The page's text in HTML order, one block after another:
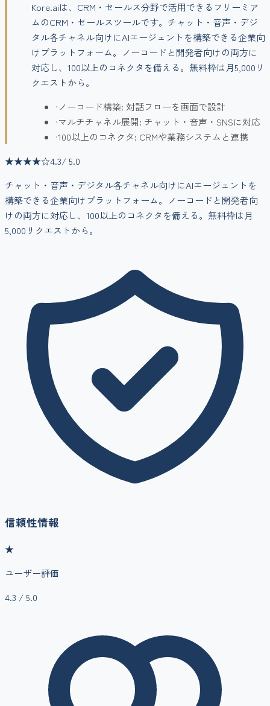
Kore.aiは、CRM・セールス分野で活用できるフリーミア
ムのCRM・セールスツールです。チャット・音声・デジ
タル各チャネル向けにAIエージェントを構築できる企業向
けプラットフォーム。ノーコードと開発者向けの両方に
対応し、100以上のコネクタを備える。無料枠は月5,000リ
クエストから。
•ノーコード構築: 対話フローを画面で設計
•マルチチャネル展開: チャット・音声・SNSに対応
•100以上のコネクタ: CRMや業務システムと連携
★★★★☆4.3/ 5.0
チャット・音声・デジタル各チャネル向けにAIエージェントを
構築できる企業向けプラットフォーム。ノーコードと開発者向
けの両方に対応し、100以上のコネクタを備える。無料枠は月
5,000リクエストから。
信頼性情報
★
ユーザー評価
4.3 / 5.0